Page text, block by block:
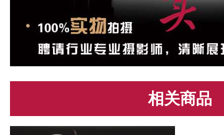
相关商品